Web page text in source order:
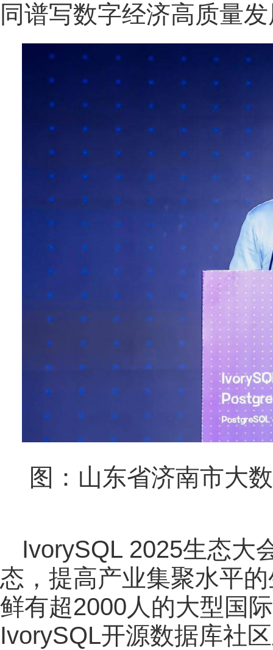
同谱写数字经济高质量
图：山东省济南市大
IvorySQL 2025生态大
态，提高产业集聚水平
鲜有超2000人的大型国
IvorySQL开源数据库社